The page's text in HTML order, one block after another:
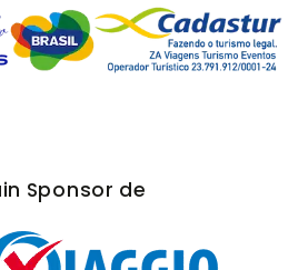
Sponsor de